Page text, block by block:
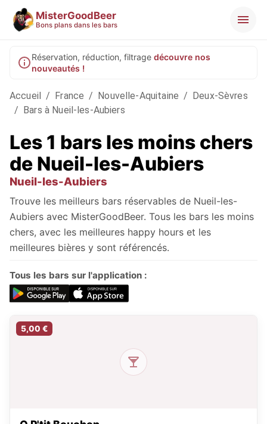
MisterGoodBeer
Bons plans dans les bars
Réservation, réduction, filtrage découvre nos
nouveautés !
Accueil / France / Nouvelle-Aquitaine / Deux-Sèvres
/ Bars à Nueil-les-Aubiers
Les 1 bars les moins chers
de Nueil-les-Aubiers
Nueil-les-Aubiers
Trouve les meilleurs bars réservables de Nueil-les-
Aubiers avec MisterGoodBeer. Tous les bars les moins
chers, avec les meilleures happy hours et les
meilleures bières y sont référencés.
Tous les bars sur l'application :
5,00 €